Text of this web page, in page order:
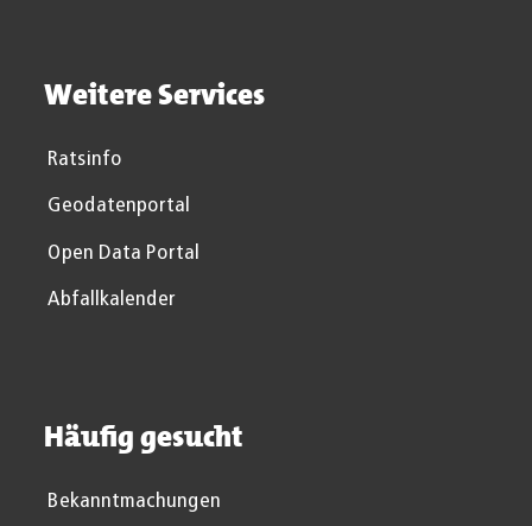
Weitere Services
Ratsinfo
Geodatenportal
Open Data Portal
Abfallkalender
Häufig gesucht
Bekanntmachungen